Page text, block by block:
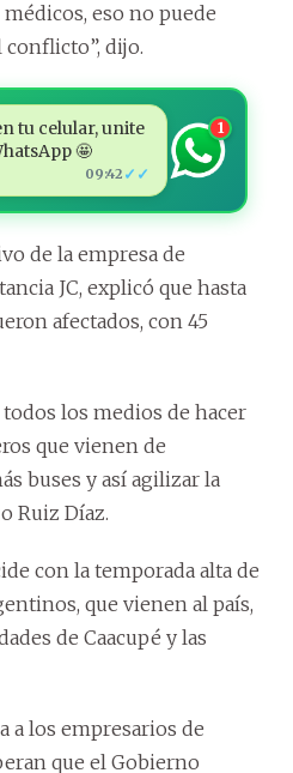
eso no puede
dijo.
tu celular, unite
🤩
09:42 ✓✓
1
de la empresa de
JC, explicó que hasta
afectados, con 45
los medios de hacer
que vienen de
buses y así agilizar la
Ruiz Díaz.
con la temporada alta de
que vienen al país,
de Caacupé y las
a los empresarios de
que el Gobierno